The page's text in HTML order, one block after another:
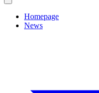
Homepage
News